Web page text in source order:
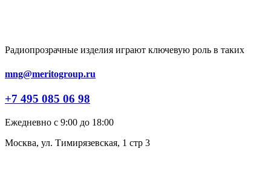
Радиопрозрачные изделия играют ключевую роль в таких
mng@meritogroup.ru
+7 495 085 06 98
Ежедневно с 9:00 до 18:00
Москва, ул. Тимирязевская, 1 стр 3